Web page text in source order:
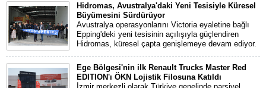
Hidromas, Avustralya'daki Yeni Tesisiyle Küresel
Büyümesini Sürdürüyor
Avustralya operasyonlarını Victoria eyaletine bağlı
Epping'deki yeni tesisinin açılışıyla güçlendiren
Hidromas, küresel çapta genişlemeye devam ediyor.
Ege Bölgesi'nin ilk Renault Trucks Master Red
EDITION'ı ÖKN Lojistik Filosuna Katıldı